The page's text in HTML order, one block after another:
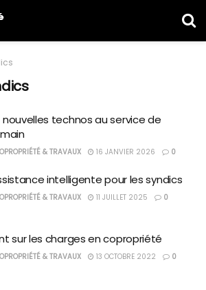
nouvelles technos au service de
& TRAVAUX 16 JANVIER 2026 0
intelligente pour les syndics
& TRAVAUX 11 JUILLET 2025 0
sur les charges en copropriété
& TRAVAUX 13 OCTOBRE 2022 0